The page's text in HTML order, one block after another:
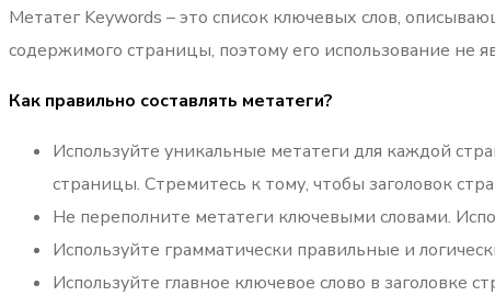
Метатег Keywords – это список ключевых слов,
содержимого страницы, поэтому его использование не
Как правильно составлять метатеги?
Используйте уникальные метатеги для каждой
страницы. Стремитесь к тому, чтобы заголовок
Не переполните метатеги ключевыми словами.
Используйте грамматически правильные и
Используйте главное ключевое слово в заголовке